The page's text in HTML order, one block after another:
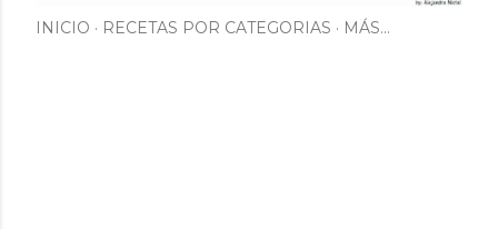
INICIO RECETAS POR CATEGORIAS MÁS…